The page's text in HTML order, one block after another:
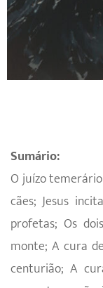
Sumário:
O juízo
cães; Jesus
profetas; Os
monte; A cura
centurião; A